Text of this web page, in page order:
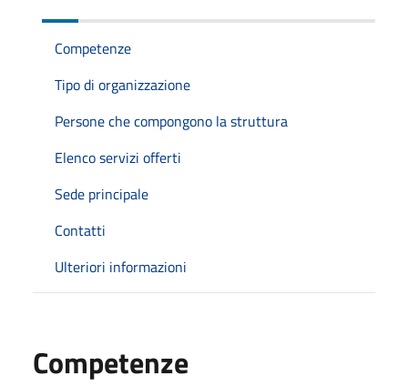
Competenze
Tipo di organizzazione
Persone che compongono la struttura
Elenco servizi offerti
Sede principale
Contatti
Ulteriori informazioni
Competenze